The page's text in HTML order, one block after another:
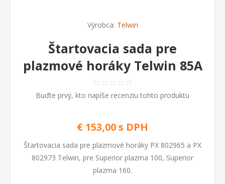
Výrobca: Telwin
Štartovacia sada pre
plazmové horáky Telwin 85A
Buďte prvý, kto napíše recenziu tohto produktu
€ 153,00 s DPH
Štartovacia sada pre plazmové horáky PX 802965 a PX
802973 Telwin, pre Superior plazma 100, Superior
plazma 160.